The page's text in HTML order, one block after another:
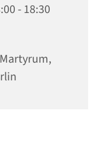
- 18:30